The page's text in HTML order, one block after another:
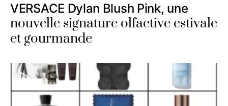
VERSACE Dylan Blush Pink, une
nouvelle signature olfactive estivale
et gourmande